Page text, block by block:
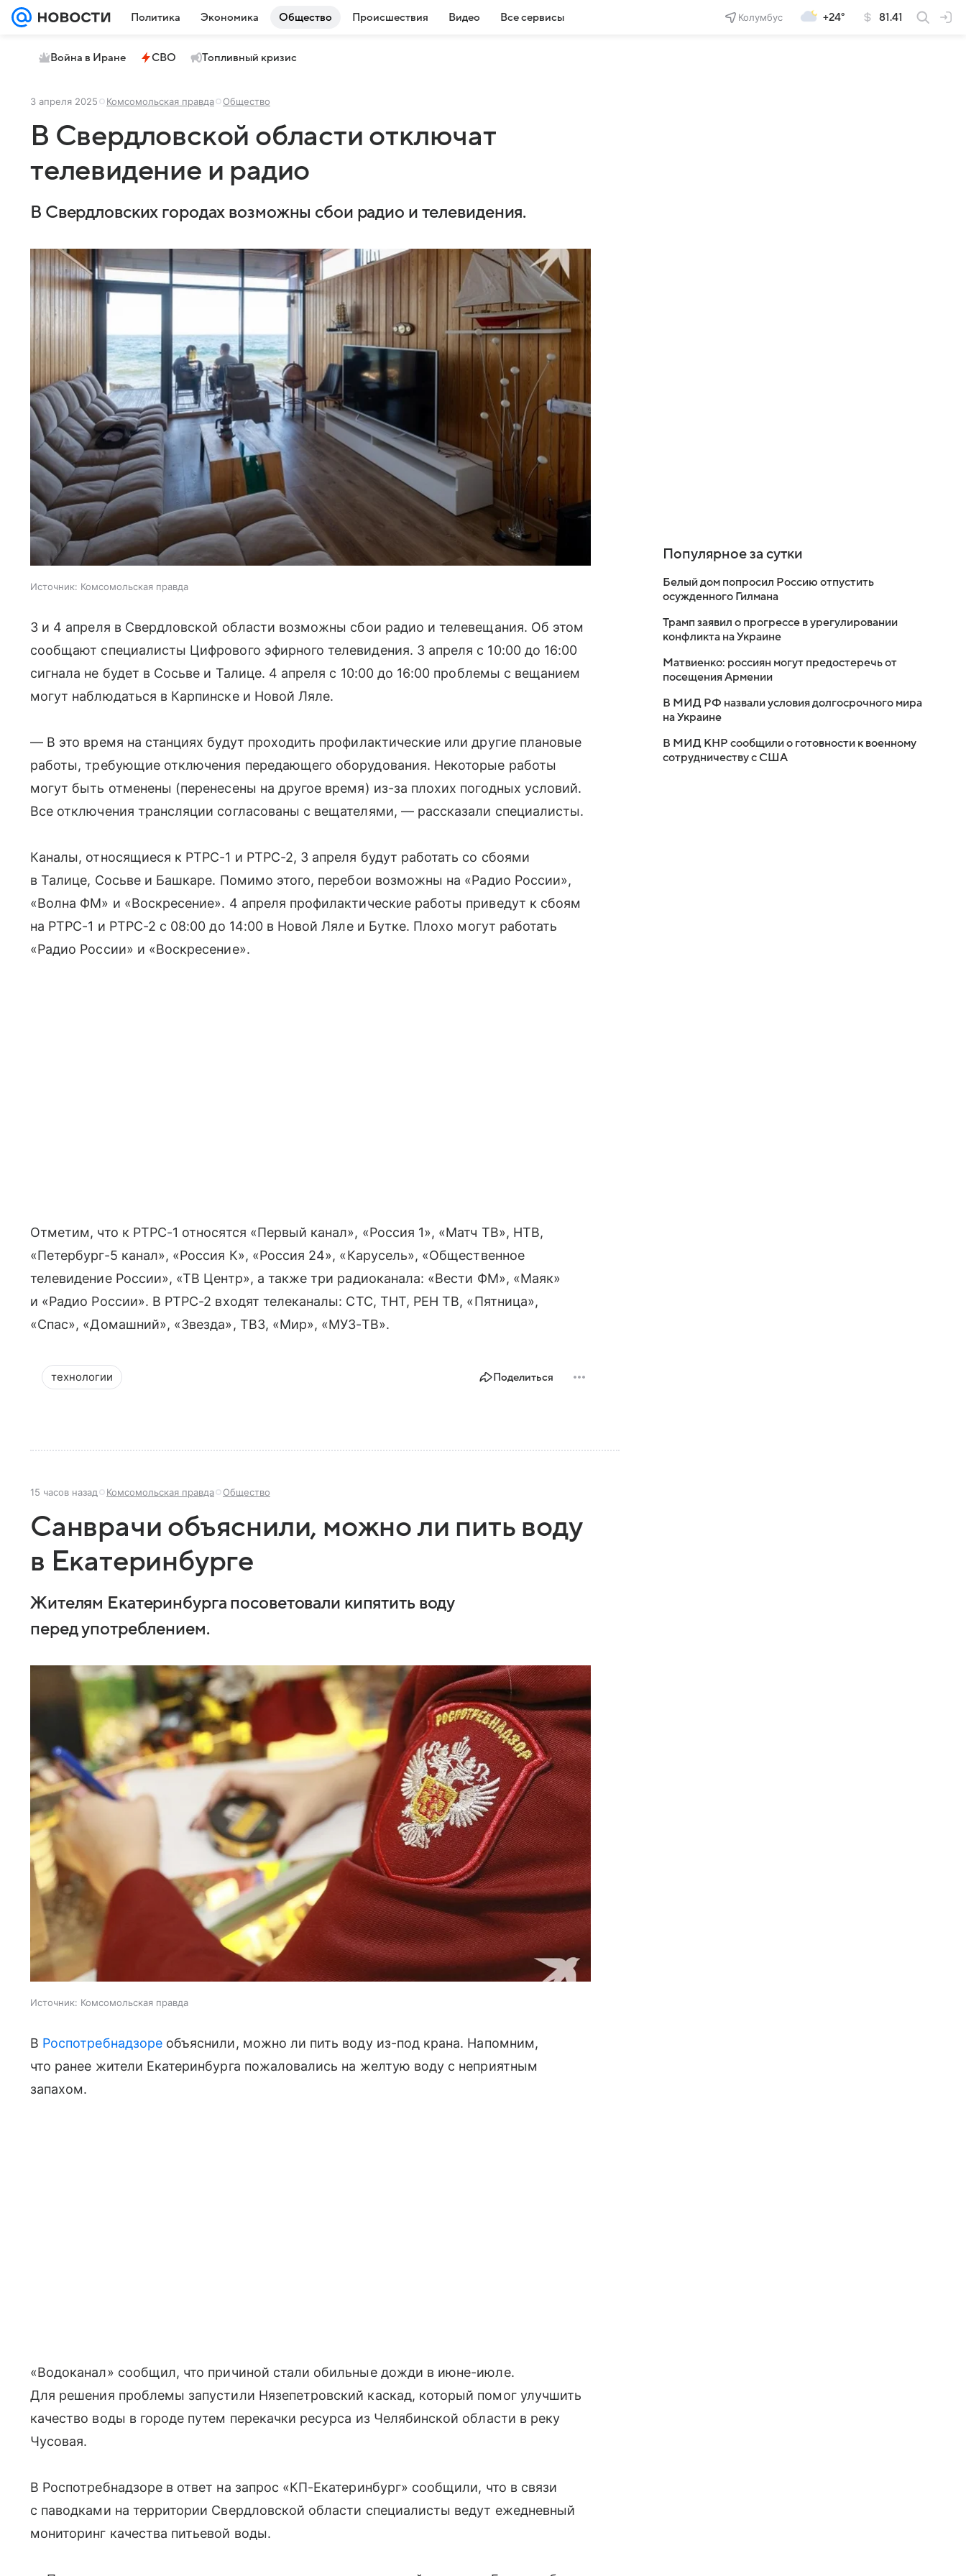
Политика Экономика Общество Происшествия Видео Все сервисы Колумбус +24° 81.41
Война в Иране СВО Топливный кризис
3 апреля 2025 Комсомольская правда Общество
В Свердловской области отключат
телевидение и радио
В Свердловских городах возможны сбои радио и телевидения.
Источник: Комсомольская правда
3 и 4 апреля в Свердловской области возможны сбои радио и телевещания. Об этом
сообщают специалисты Цифрового эфирного телевидения. 3 апреля с 10:00 до 16:00
сигнала не будет в Сосьве и Талице. 4 апреля с 10:00 до 16:00 проблемы с вещанием
могут наблюдаться в Карпинске и Новой Ляле.
— В это время на станциях будут проходить профилактические или другие плановые
работы, требующие отключения передающего оборудования. Некоторые работы
могут быть отменены (перенесены на другое время) из-за плохих погодных условий.
Все отключения трансляции согласованы с вещателями, — рассказали специалисты.
Каналы, относящиеся к РТРС-1 и РТРС-2, 3 апреля будут работать со сбоями
в Талице, Сосьве и Башкаре. Помимо этого, перебои возможны на «Радио России»,
«Волна ФМ» и «Воскресение». 4 апреля профилактические работы приведут к сбоям
на РТРС-1 и РТРС-2 с 08:00 до 14:00 в Новой Ляле и Бутке. Плохо могут работать
«Радио России» и «Воскресение».
Отметим, что к РТРС-1 относятся «Первый канал», «Россия 1», «Матч ТВ», НТВ,
«Петербург-5 канал», «Россия К», «Россия 24», «Карусель», «Общественное
телевидение России», «ТВ Центр», а также три радиоканала: «Вести ФМ», «Маяк»
и «Радио России». В РТРС-2 входят телеканалы: СТС, ТНТ, РЕН ТВ, «Пятница»,
«Спас», «Домашний», «Звезда», ТВ3, «Мир», «МУЗ-ТВ».
технологии Поделиться
15 часов назад Комсомольская правда Общество
Санврачи объяснили, можно ли пить воду
в Екатеринбурге
Жителям Екатеринбурга посоветовали кипятить воду
перед употреблением.
Источник: Комсомольская правда
В Роспотребнадзореобъяснили, можно ли пить воду из-под крана. Напомним,
что ранее жители Екатеринбурга пожаловались на желтую воду с неприятным
запахом.
«Водоканал» сообщил, что причиной стали обильные дожди в июне-июле.
Для решения проблемы запустили Нязепетровский каскад, который помог улучшить
качество воды в городе путем перекачки ресурса из Челябинской области в реку
Чусовая.
В Роспотребнадзоре в ответ на запрос «КП-Екатеринбург» сообщили, что в связи
с паводками на территории Свердловской области специалисты ведут ежедневный
мониторинг качества питьевой воды.
Популярное за сутки
Белый дом попросил Россию отпустить
осужденного Гилмана
Трамп заявил о прогрессе в урегулировании
конфликта на Украине
Матвиенко: россиян могут предостеречь от
посещения Армении
В МИД РФ назвали условия долгосрочного мира
на Украине
В МИД КНР сообщили о готовности к военному
сотрудничеству с США